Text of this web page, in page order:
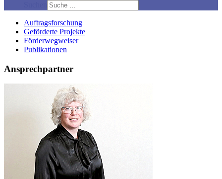
Auftragsforschung
Geförderte Projekte
Förderwegweiser
Publikationen
Ansprechpartner